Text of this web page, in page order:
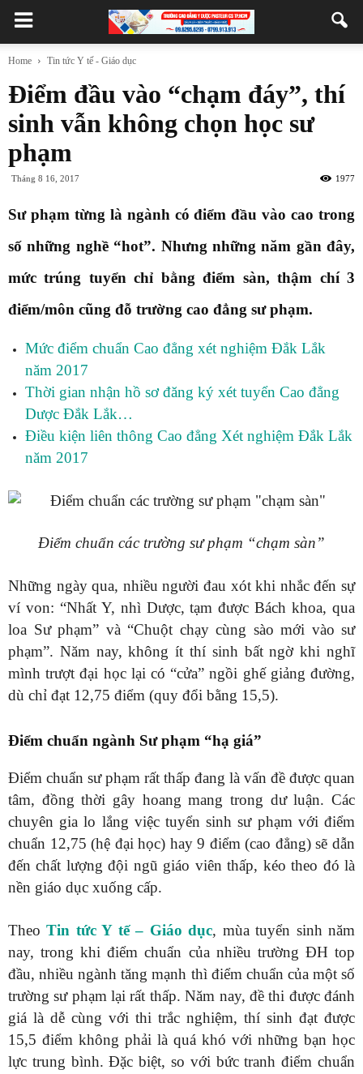
Home Tin tức Y tế - Giáo dục
Điểm đầu vào “chạm đáy”, thí
sinh vẫn không chọn học sư
phạm
Tháng 8 16, 2017 1977
Sư phạm từng là ngành có điểm đầu vào cao trong
số những nghề “hot”. Nhưng những năm gần đây,
mức trúng tuyển chỉ bằng điểm sàn, thậm chí 3
điểm/môn cũng đỗ trường cao đẳng sư phạm.
Mức điểm chuẩn Cao đẳng xét nghiệm Đắk Lắk
năm 2017
Thời gian nhận hồ sơ đăng ký xét tuyển Cao đẳng
Dược Đắk Lắk…
Điều kiện liên thông Cao đẳng Xét nghiệm Đắk Lắk
năm 2017
Điểm chuẩn các trường sư phạm “chạm sàn”
Những ngày qua, nhiều người đau xót khi nhắc đến sự
ví von: “Nhất Y, nhì Dược, tạm được Bách khoa, qua
loa Sư phạm” và “Chuột chạy cùng sào mới vào sư
phạm”. Năm nay, không ít thí sinh bất ngờ khi nghĩ
mình trượt đại học lại có “cửa” ngồi ghế giảng đường,
dù chỉ đạt 12,75 điểm (quy đổi bằng 15,5).
Điểm chuẩn ngành Sư phạm “hạ giá”
Điểm chuẩn sư phạm rất thấp đang là vấn đề được quan
tâm, đồng thời gây hoang mang trong dư luận. Các
chuyên gia lo lắng việc tuyển sinh sư phạm với điểm
chuẩn 12,75 (hệ đại học) hay 9 điểm (cao đẳng) sẽ dẫn
đến chất lượng đội ngũ giáo viên thấp, kéo theo đó là
nền giáo dục xuống cấp.
TheoTin tức Y tế – Giáo dục, mùa tuyển sinh năm
nay, trong khi điểm chuẩn của nhiều trường ĐH top
đầu, nhiều ngành tăng mạnh thì điểm chuẩn của một số
trường sư phạm lại rất thấp. Năm nay, đề thi được đánh
giá là dễ cùng với thi trắc nghiệm, thí sinh đạt được
15,5 điểm không phải là quá khó với những bạn học
lực trung bình. Đặc biệt, so với bức tranh điểm chuẩn